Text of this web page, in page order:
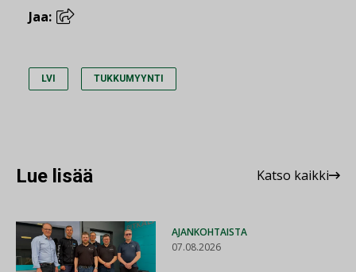
Jaa:
LVI TUKKUMYYNTI
Lue lisää Katso kaikki
AJANKOHTAISTA
07.08.2026